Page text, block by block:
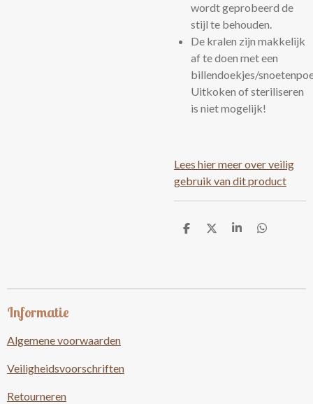
wordt geprobeerd de
stijl te behouden.
De kralen zijn makkelijk
af te doen met een
billendoekjes/
Uitkoken of steriliseren
is niet mogelijk!
Lees hier meer over veilig
gebruik van dit product
D
D
S
D
Informatie
Algemene voorwaarden
Veiligheidsvoorschriften
Retourneren